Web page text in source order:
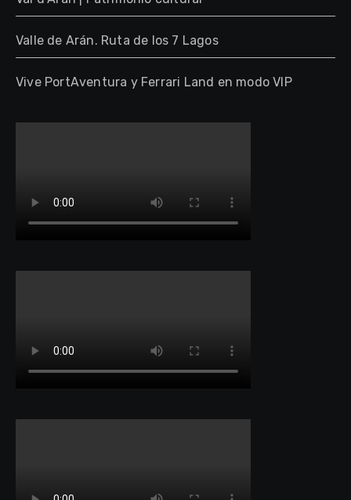
Valle de Arán. Ruta de los 7 Lagos
Vive PortAventura y Ferrari Land en modo VIP